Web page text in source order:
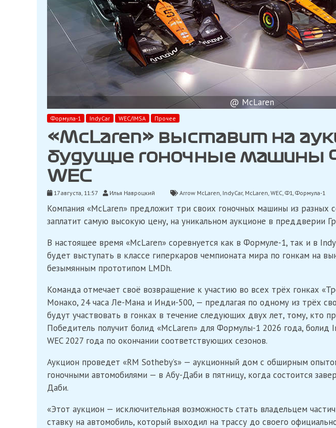
@ McLaren
Формула-1 IndyCar WEC/IMSA Прочее
«McLaren» выставит на
будущие гоночные машины
WEC
17 августа, 11:57 Илья Навроцкий Arrow McLaren, IndyCar, McLaren, WEC, Ф1, Формула-1
Компания «McLaren» предложит три своих гоночных машины из разных
заплатит самую высокую цену, на уникальном аукционе в преддверии
В настоящее время «McLaren» соревнуется как в Формуле-1, так и в
будет выступать в классе гиперкаров чемпионата мира по гонкам на
безымянным прототипом LMDh.
Команда отмечает своё возвращение к участию во всех трёх гонках
Монако, 24 часа Ле-Мана и Инди-500, — предлагая по одному из трёх
будут участвовать в гонках в течение следующих двух лет, тому, кто
Победитель получит болид «McLaren» для Формулы-1 2026 года, болид
WEC 2027 года по окончании соответствующих сезонов.
Аукцион проведет «RM Sotheby’s» — аукционный дом с обширным
гоночными автомобилями — в Абу-Даби в пятницу, когда состоится
Даби.
«Этот аукцион — исключительная возможность стать владельцем
ставку на автомобиль, который выходил на трассу до своего